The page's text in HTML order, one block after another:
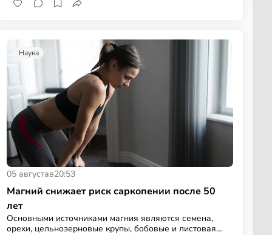
Наука
05 августав20:53
Магний снижает риск саркопении после 50
лет
Основными источниками магния являются семена,
орехи, цельнозерновые крупы, бобовые и листовая